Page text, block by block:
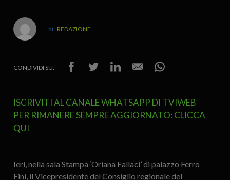
REDAZIONE
CONDIVIDI SU:
ISCRIVITI AL CANALE WHATSAPP DI TVIWEB
PER RIMANERE SEMPRE AGGIORNATO: CLICCA
QUI
Ieri, nella sala Stampa ‘Oriana Fallaci’ di palazzo Ferro
Fini, il Vicepresidente del Consiglio regionale del